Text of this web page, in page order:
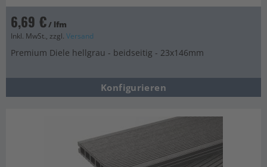
6,69 €/ lfm
Inkl. MwSt., zzgl. Versand
Premium Diele hellgrau - beidseitig - 23x146mm
Konfigurieren